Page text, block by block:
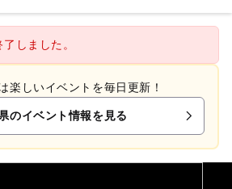
しました。
楽しいイベントを毎日更新！
のイベント情報を見る